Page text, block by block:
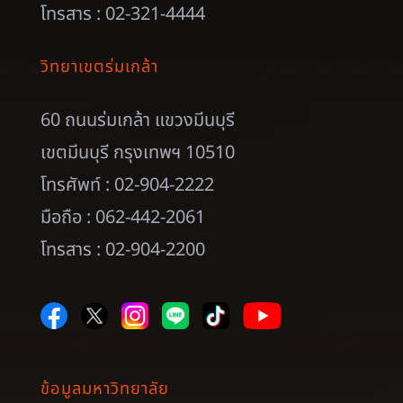
โทรสาร : 02-321-4444
วิทยาเขตร่มเกล้า
60 ถนนร่มเกล้า แขวงมีนบุรี
เขตมีนบุรี กรุงเทพฯ 10510
โทรศัพท์ : 02-904-2222
มือถือ : 062-442-2061
โทรสาร : 02-904-2200
ข้อมูลมหาวิทยาลัย